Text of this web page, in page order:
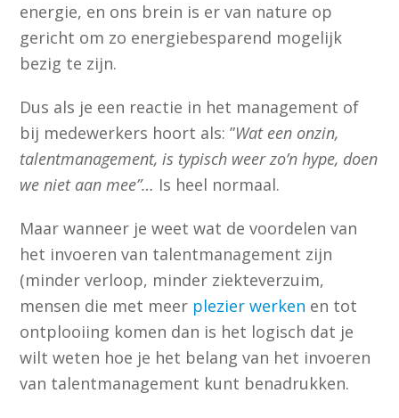
energie, en ons brein is er van nature op
gericht om zo energiebesparend mogelijk
bezig te zijn.
Dus als je een reactie in het management of
bij medewerkers hoort als: ”Wat een onzin,
talentmanagement, is typisch weer zo’n hype, doen
we niet aan mee”… Is heel normaal.
Maar wanneer je weet wat de voordelen van
het invoeren van talentmanagement zijn
(minder verloop, minder ziekteverzuim,
mensen die met meer plezier werken en tot
ontplooiing komen dan is het logisch dat je
wilt weten hoe je het belang van het invoeren
van talentmanagement kunt benadrukken.